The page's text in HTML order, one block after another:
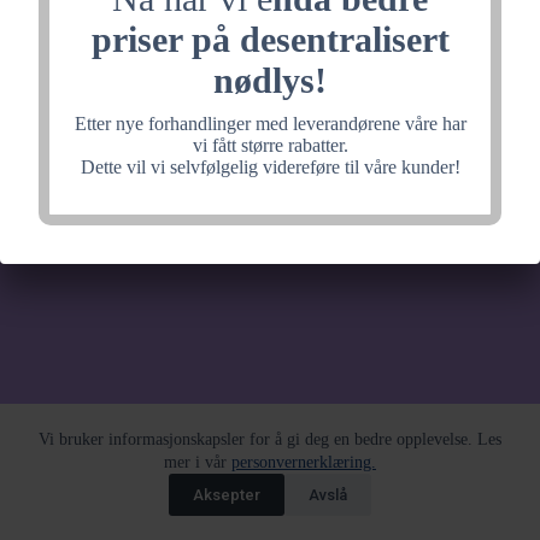
priser på desentralisert
nødlys!
Etter nye forhandlinger med leverandørene våre har
vi fått større rabatter.
Dette vil vi selvfølgelig videreføre til våre kunder!
Vi bruker informasjonskapsler for å gi deg en bedre opplevelse. Les
mer i vår personvernerklæring.
Aksepter
Avslå
noe fantastisk, velkommen
tilbake litt senere.